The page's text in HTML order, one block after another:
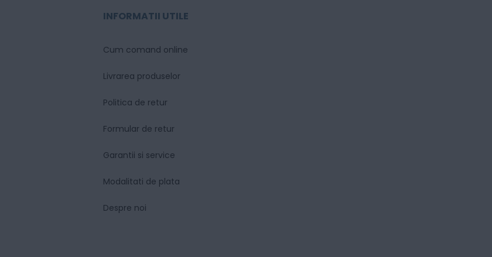
INFORMATII UTILE
Cum comand online
Livrarea produselor
Politica de retur
Formular de retur
Garantii si service
Modalitati de plata
Despre noi